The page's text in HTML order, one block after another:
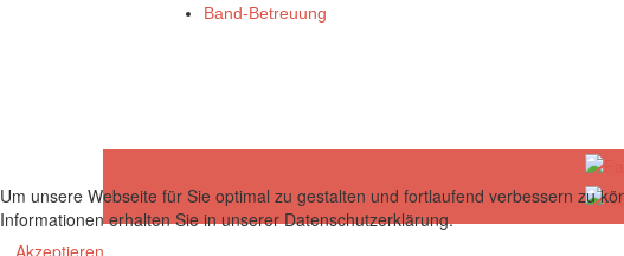
Band-Betreuung
Um unsere Webseite für Sie optimal zu gestalten und fortlaufend verbessern zu
Informationen erhalten Sie in unserer Datenschutzerklärung.
Akzeptieren